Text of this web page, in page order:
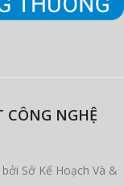
CÔNG NGHỆ
Sở Kế Hoạch Và &